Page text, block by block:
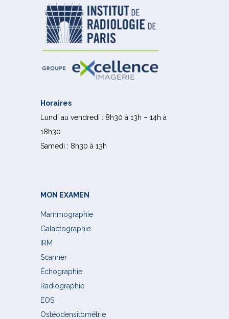
Horaires
Lundi au vendredi : 8h30 à 13h – 14h à
18h30
Samedi : 8h30 à 13h
MON EXAMEN
Mammographie
Galactographie
IRM
Scanner
Échographie
Radiographie
EOS
Ostéodensitométrie